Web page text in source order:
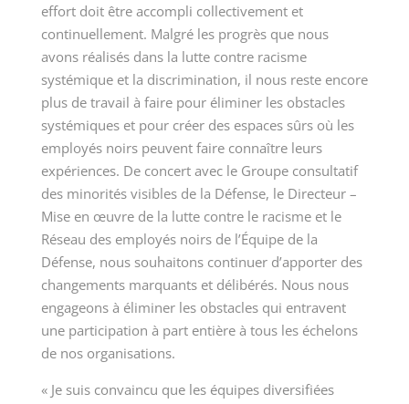
effort doit être accompli collectivement et
continuellement. Malgré les progrès que nous
avons réalisés dans la lutte contre racisme
systémique et la discrimination, il nous reste encore
plus de travail à faire pour éliminer les obstacles
systémiques et pour créer des espaces sûrs où les
employés noirs peuvent faire connaître leurs
expériences. De concert avec le Groupe consultatif
des minorités visibles de la Défense, le Directeur –
Mise en œuvre de la lutte contre le racisme et le
Réseau des employés noirs de l’Équipe de la
Défense, nous souhaitons continuer d’apporter des
changements marquants et délibérés. Nous nous
engageons à éliminer les obstacles qui entravent
une participation à part entière à tous les échelons
de nos organisations.
« Je suis convaincu que les équipes diversifiées